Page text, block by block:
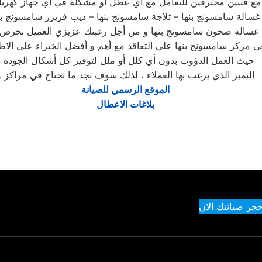
غسالة سامسونج بنها – ثلاجة سامسونج بنها – ديب فريزر سامسونج
– غسالة صحون سامسونج بنها و من أجل رغبتك عزيزي العميل نحرص
مركز سامسونج بنها علي التعاقد مع أهم و أفضل الخبراء علي
حيث العمل الدؤوب بدون أي كلل أو ملل لتوفير كل أشكال الجودة
التميز الذي يرغب بها العملاء ، لذلك سوف تجد ما تحتاج في مراكز
الموقع الرسمي للصيانة
بلاغات الاعطال
صيانتك الان